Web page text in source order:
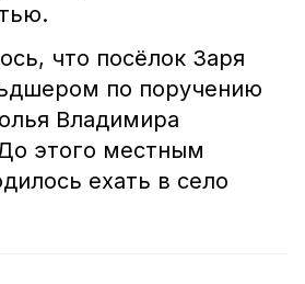
что посёлок Заря
по поручению
Владимира
этого местным
ехать в село